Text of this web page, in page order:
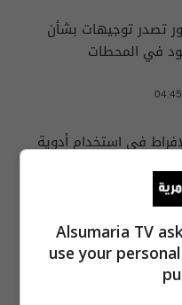
تصدر توجيهات بشأن
في المحطات
في استخدام أدوية
الرقابة المالية
Alsumaria TV
use your